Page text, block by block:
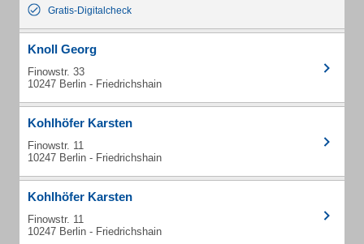
Gratis-Digitalcheck
Knoll Georg
Finowstr. 33
10247 Berlin - Friedrichshain
Kohlhöfer Karsten
Finowstr. 11
10247 Berlin - Friedrichshain
Kohlhöfer Karsten
Finowstr. 11
10247 Berlin - Friedrichshain